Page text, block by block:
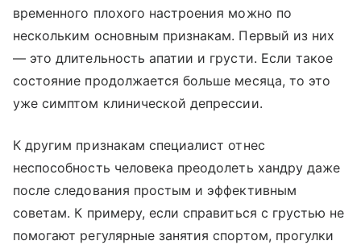
временного плохого настроения можно по
нескольким основным признакам. Первый из них
— это длительность апатии и грусти. Если такое
состояние продолжается больше месяца, то это
уже симптом клинической депрессии.
К другим признакам специалист отнес
неспособность человека преодолеть хандру даже
после следования простым и эффективным
советам. К примеру, если справиться с грустью не
помогают регулярные занятия спортом, прогулки